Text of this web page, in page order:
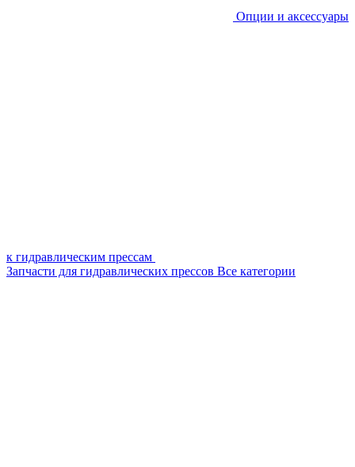
Опции и аксессуары
к гидравлическим прессам
Запчасти для гидравлических прессов Все категории